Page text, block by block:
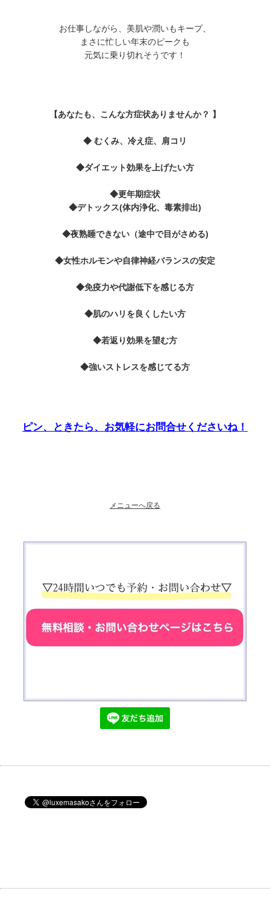
お仕事しながら、美肌や潤いもキープ、
まさに忙しい年末のピークも
元気に乗り切れそうです！
【あなたも、こんな方症状ありませんか？ 】
◆ むくみ、冷え症、肩コリ
◆ダイエット効果を上げたい方
◆更年期症状
◆デトックス(体内浄化、毒素排出)
◆夜熟睡できない（途中で目がさめる)
◆女性ホルモンや自律神経バランスの安定
◆免疫力や代謝低下を感じる方
◆肌のハリを良くしたい方
◆若返り効果を望む方
◆強いストレスを感じてる方
ピン、ときたら、お気軽にお問合せくださいね！
メニューへ戻る